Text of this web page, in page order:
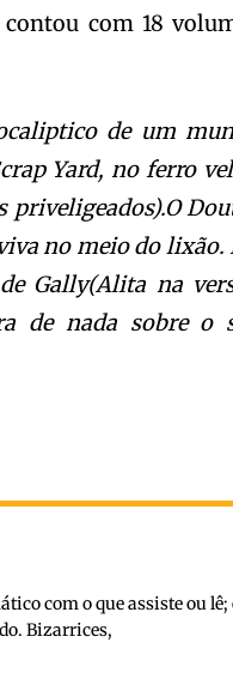
com 18
de um
Yard, no ferro
priveligeados).O
no meio do lixão.
Gally(Alita na
de nada sobre o
com o que assiste ou lê;
Bizarrices,